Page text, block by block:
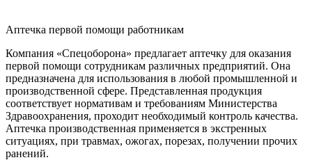
Аптечка первой помощи работникам
Компания «Спецоборона» предлагает аптечку для оказания
первой помощи сотрудникам различных предприятий. Она
предназначена для использования в любой промышленной и
производственной сфере. Представленная продукция
соответствует нормативам и требованиям Министерства
Здравоохранения, проходит необходимый контроль качества.
Аптечка производственная применяется в экстренных
ситуациях, при травмах, ожогах, порезах, получении прочих
ранений.